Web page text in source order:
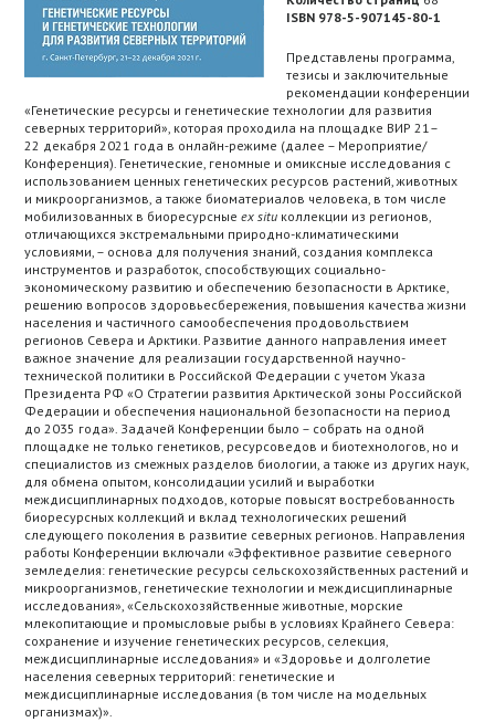
ISBN 978-5-907145-80-1
Представлены программа,
тезисы и заключительные
рекомендации конференции
«Генетические ресурсы и генетические технологии для развития
северных территорий», которая проходила на площадке ВИР 21–
22 декабря 2021 года в онлайн-режиме (далее – Мероприятие/
Конференция). Генетические, геномные и омиксные исследования с
использованием ценных генетических ресурсов растений, животных
и микроорганизмов, а также биоматериалов человека, в том числе
мобилизованных в биоресурсныеex situ коллекции из регионов,
отличающихся экстремальными природно-климатическими
условиями, – основа для получения знаний, создания комплекса
инструментов и разработок, способствующих социально-
экономическому развитию и обеспечению безопасности в Арктике,
решению вопросов здоровьесбережения, повышения качества жизни
населения и частичного самообеспечения продовольствием
регионов Севера и Арктики. Развитие данного направления имеет
важное значение для реализации государственной научно-
технической политики в Российской Федерации с учетом Указа
Президента РФ «О Стратегии развития Арктической зоны Российской
Федерации и обеспечения национальной безопасности на период
до 2035 года». Задачей Конференции было – собрать на одной
площадке не только генетиков, ресурсоведов и биотехнологов, но и
специалистов из смежных разделов биологии, а также из других наук,
для обмена опытом, консолидации усилий и выработки
междисциплинарных подходов, которые повысят востребованность
биоресурсных коллекций и вклад технологических решений
следующего поколения в развитие северных регионов. Направления
работы Конференции включали «Эффективное развитие северного
земледелия: генетические ресурсы сельскохозяйственных растений и
микроорганизмов, генетические технологии и междисциплинарные
исследования», «Сельскохозяйственные животные, морские
млекопитающие и промысловые рыбы в условиях Крайнего Севера:
сохранение и изучение генетических ресурсов, селекция,
междисциплинарные исследования» и «Здоровье и долголетие
населения северных территорий: генетические и
междисциплинарные исследования (в том числе на модельных
организмах)».